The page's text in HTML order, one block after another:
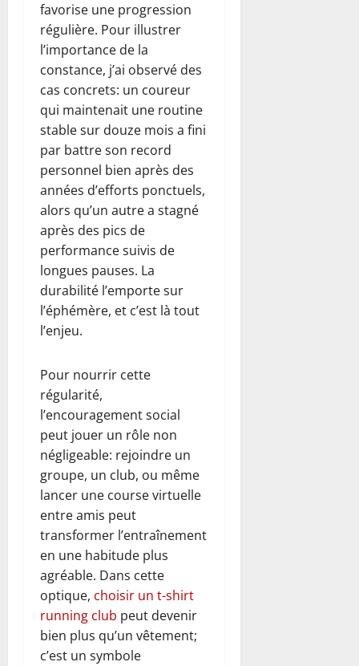
favorise une progression
régulière. Pour illustrer
l’importance de la
constance, j’ai observé des
cas concrets: un coureur
qui maintenait une routine
stable sur douze mois a fini
par battre son record
personnel bien après des
années d’efforts ponctuels,
alors qu’un autre a stagné
après des pics de
performance suivis de
longues pauses. La
durabilité l’emporte sur
l’éphémère, et c’est là tout
l’enjeu.
Pour nourrir cette
régularité,
l’encouragement social
peut jouer un rôle non
négligeable: rejoindre un
groupe, un club, ou même
lancer une course virtuelle
entre amis peut
transformer l’entraînement
en une habitude plus
agréable. Dans cette
optique, choisir un t-shirt
running club peut devenir
bien plus qu’un vêtement;
c’est un symbole